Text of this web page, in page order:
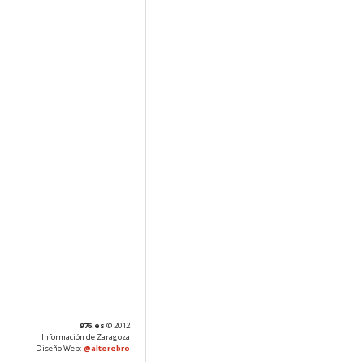
976.es © 2012
Información de Zaragoza
Diseño Web: @alterebro